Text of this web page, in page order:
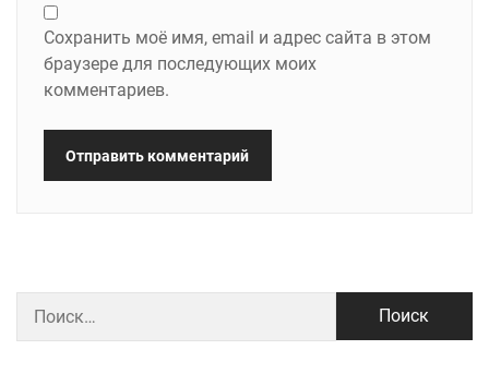
Сохранить моё имя, email и адрес сайта в этом
браузере для последующих моих
комментариев.